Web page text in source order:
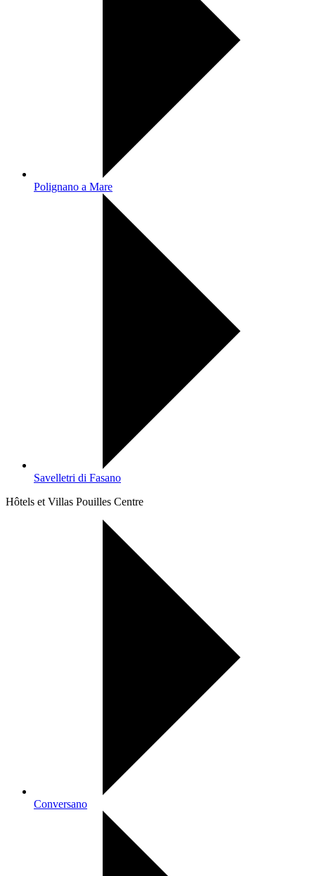
Polignano a Mare
Savelletri di Fasano
Hôtels et Villas Pouilles Centre
Conversano